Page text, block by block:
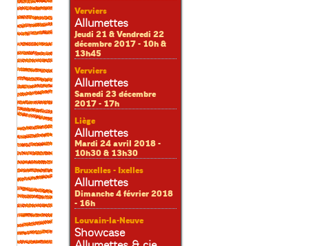
Verviers
Allumettes
Jeudi 21 & Vendredi 22
décembre 2017 - 10h &
13h45
Verviers
Allumettes
Samedi 23 décembre
2017 - 17h
Liège
Allumettes
Mardi 24 avril 2018 -
10h30 & 13h30
Bruxelles - Ixelles
Allumettes
Dimanche 4 février 2018
- 16h
Louvain-la-Neuve
Showcase